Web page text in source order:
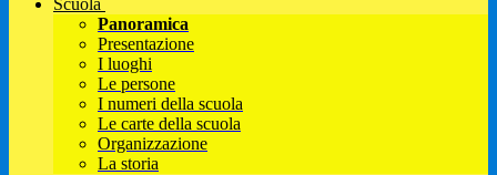
Scuola
Panoramica
Presentazione
I luoghi
Le persone
I numeri della scuola
Le carte della scuola
Organizzazione
La storia